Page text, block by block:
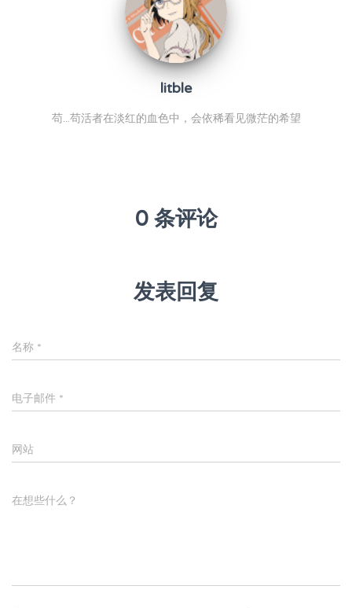
litble
苟...苟活者在淡红的血色中，会依稀看见微茫的希望
0 条评论
发表回复
名称 *
电子邮件 *
网站
在想些什么？